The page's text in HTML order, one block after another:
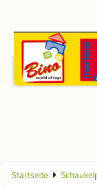
Startseite